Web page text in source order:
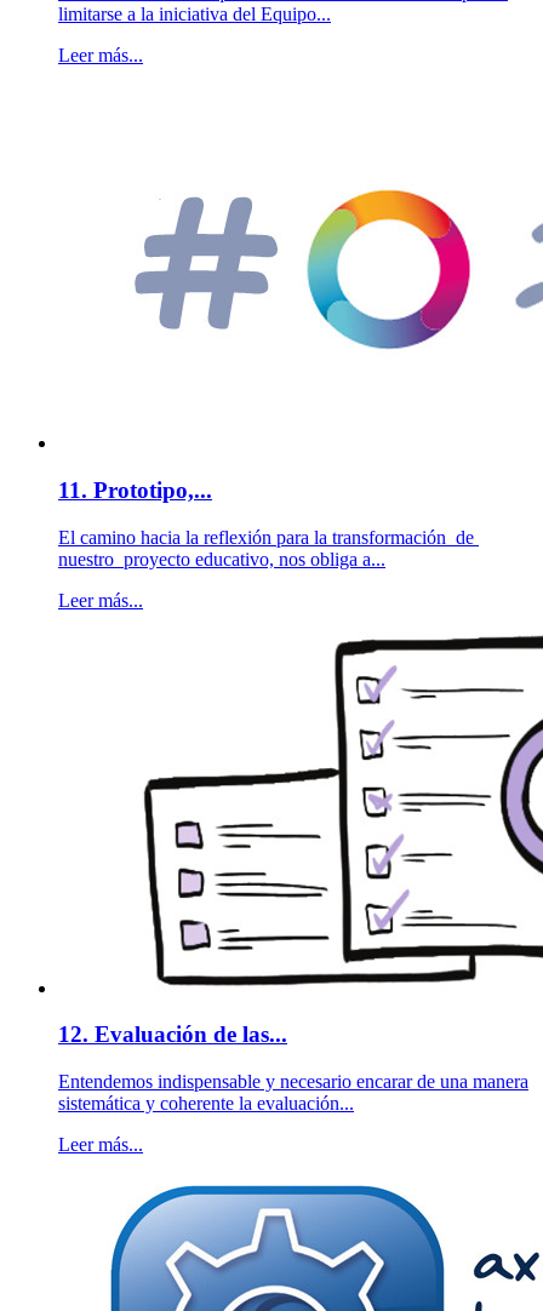
limitarse a la iniciativa del Equipo...
Leer más...
11. Prototipo,...
El camino hacia la reflexión para la transformación de
nuestro proyecto educativo, nos obliga a...
Leer más...
12. Evaluación de las...
Entendemos indispensable y necesario encarar de una manera
sistemática y coherente la evaluación...
Leer más...